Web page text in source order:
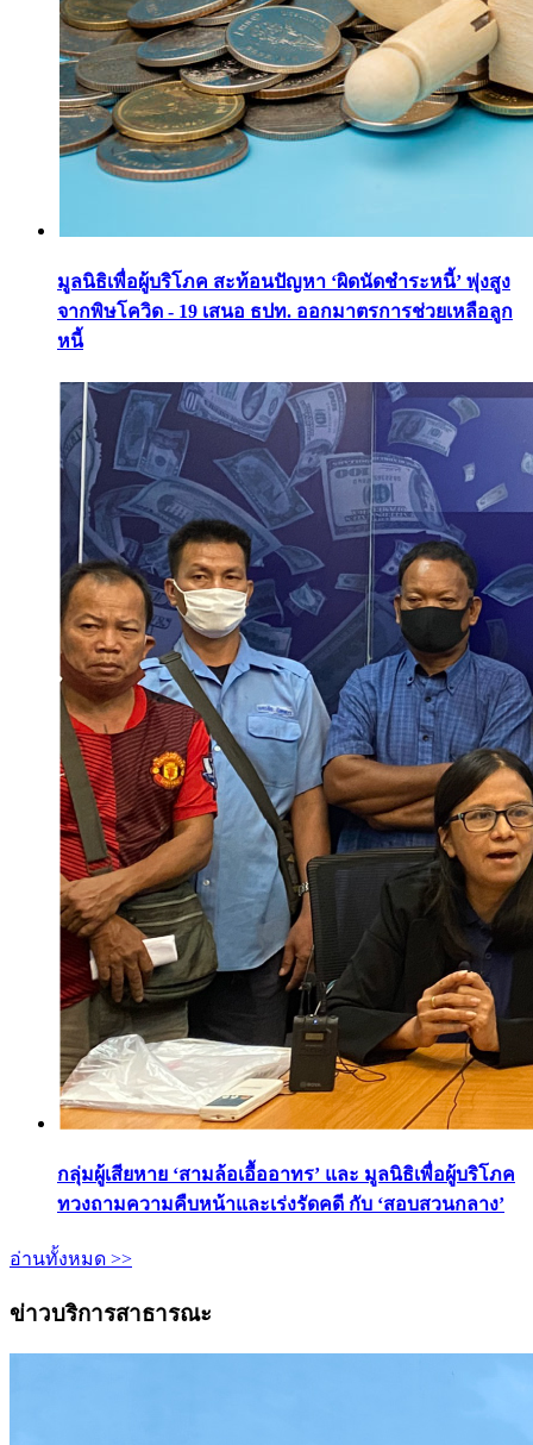
มูลนิธิเพื่อผู้บริโภค สะท้อนปัญหา ‘ผิดนัดชำระหนี้’ พุ่งสูง
จากพิษโควิด - 19 เสนอ ธปท. ออกมาตรการช่วยเหลือลูก
หนี้
กลุ่มผู้เสียหาย ‘สามล้อเอื้ออาทร’ และ มูลนิธิเพื่อผู้บริโภค
ทวงถามความคืบหน้าและเร่งรัดคดี กับ ‘สอบสวนกลาง’
อ่านทั้งหมด >>
ข่าวบริการสาธารณะ